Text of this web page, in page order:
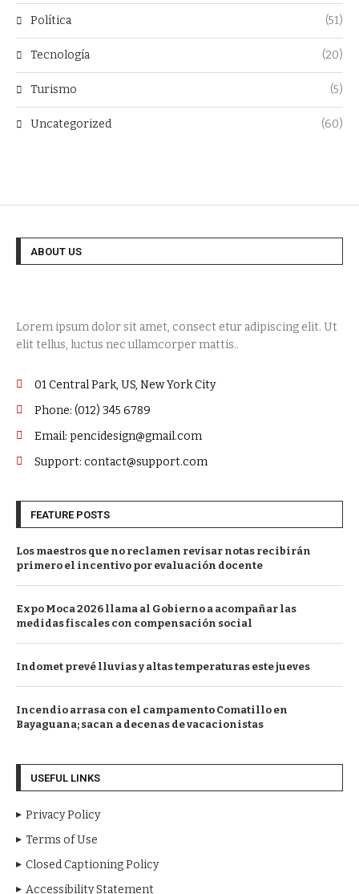
Política (51)
Tecnología (20)
Turismo (5)
Uncategorized (60)
ABOUT US
Lorem ipsum dolor sit amet, consect etur adipiscing elit. Ut
elit tellus, luctus nec ullamcorper mattis..
01 Central Park, US, New York City
Phone: (012) 345 6789
Email: pencidesign@gmail.com
Support: contact@support.com
FEATURE POSTS
Los maestros que no reclamen revisar notas recibirán
primero el incentivo por evaluación docente
Expo Moca 2026 llama al Gobierno a acompañar las
medidas fiscales con compensación social
Indomet prevé lluvias y altas temperaturas este jueves
Incendio arrasa con el campamento Comatillo en
Bayaguana; sacan a decenas de vacacionistas
USEFUL LINKS
Privacy Policy
Terms of Use
Closed Captioning Policy
Accessibility Statement